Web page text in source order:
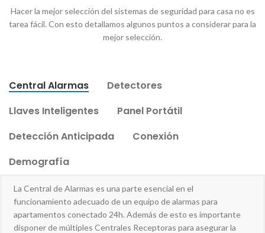
Hacer la mejor selección del sistemas de seguridad para casa no es
tarea fácil. Con esto detallamos algunos puntos a considerar para la
mejor selección.
Central Alarmas
Detectores
Llaves Inteligentes
Panel Portátil
Detección Anticipada
Conexión
Demografía
La Central de Alarmas es una parte esencial en el
funcionamiento adecuado de un equipo de alarmas para
apartamentos conectado 24h. Además de esto es importante
disponer de múltiples Centrales Receptoras para asegurar la